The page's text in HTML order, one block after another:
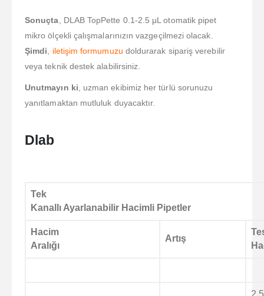
Sonuçta , DLAB TopPette 0.1-2.5 μL otomatik pipet
mikro ölçekli çalışmalarınızın vazgeçilmezi olacak.
Şimdi
iletişim formumuzu doldurarak sipariş verebilir
veya teknik destek alabilirsiniz.
Unutmayın ki , uzman ekibimiz her türlü sorunuzu
yanıtlamaktan mutluluk duyacaktır.
Dlab
Tek
Kanallı Ayarlanabilir Hacimli Pipetler
Hacim
Aralığı
Artış
2.5